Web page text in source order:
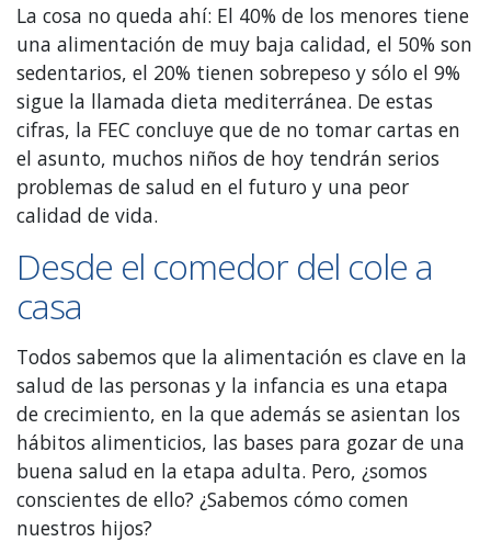
La cosa no queda ahí: El 40% de los menores tiene
una alimentación de muy baja calidad, el 50% son
sedentarios, el 20% tienen sobrepeso y sólo el 9%
sigue la llamada dieta mediterránea. De estas
cifras, la FEC concluye que de no tomar cartas en
el asunto, muchos niños de hoy tendrán serios
problemas de salud en el futuro y una peor
calidad de vida.
Desde el comedor del cole a
casa
Todos sabemos que la alimentación es clave en la
salud de las personas y la infancia es una etapa
de crecimiento, en la que además se asientan los
hábitos alimenticios, las bases para gozar de una
buena salud en la etapa adulta. Pero, ¿somos
conscientes de ello? ¿Sabemos cómo comen
nuestros hijos?